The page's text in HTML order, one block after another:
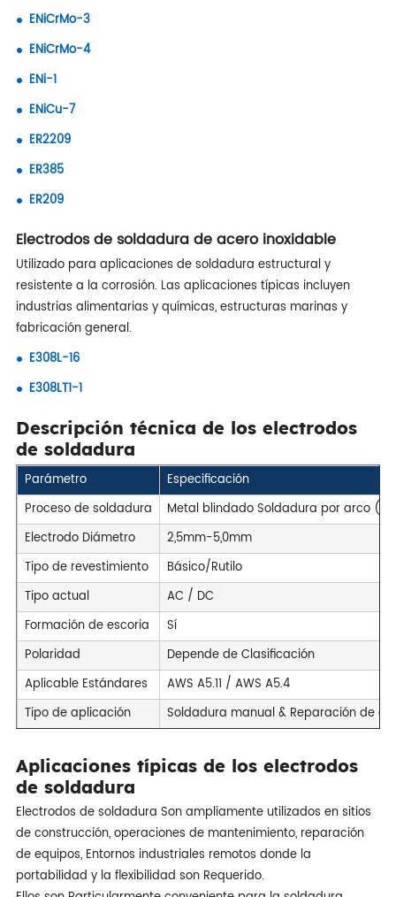
ENiCrMo-3
ENiCrMo-4
ENi-1
ENiCu-7
ER2209
ER385
ER209
Electrodos de soldadura de acero inoxidable
Utilizado para aplicaciones de soldadura estructural y
resistente a la corrosión. Las aplicaciones típicas incluyen
industrias alimentarias y químicas, estructuras marinas y
fabricación general.
E308L-16
E308LT1-1
Descripción técnica de los electrodos
de soldadura
Parámetro
Especificación
Proceso de soldadura
Metal blindado Soldadura por arco
Electrodo Diámetro
2,5mm-5,0mm
Tipo de revestimiento
Básico/Rutilo
Tipo actual
AC / DC
Formación de escoria
Sí
Polaridad
Depende de Clasificación
Aplicable Estándares
AWS A5.11 / AWS A5.4
Tipo de aplicación
Soldadura manual & Reparación de
Aplicaciones típicas de los electrodos
de soldadura
Electrodos de soldadura Son ampliamente utilizados en sitios
de construcción, operaciones de mantenimiento, reparación
de equipos, Entornos industriales remotos donde la
portabilidad y la flexibilidad son Requerido.